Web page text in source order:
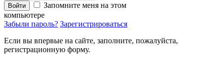
Войти
Запомните меня на этом
компьютере
Забыли пароль? Зарегистрироваться
Если вы впервые на сайте, заполните, пожалуйста,
регистрационную форму.